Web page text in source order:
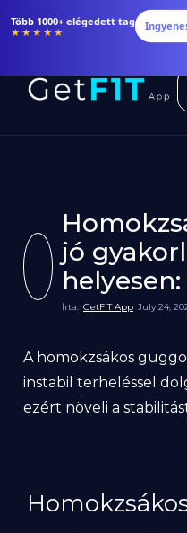
Több 1000+ elégedett tag
★★★★★
jó
helyesen:
Írta: GetFIT App July 24,
A homokzsákos
instabil terheléssel
ezért növeli a